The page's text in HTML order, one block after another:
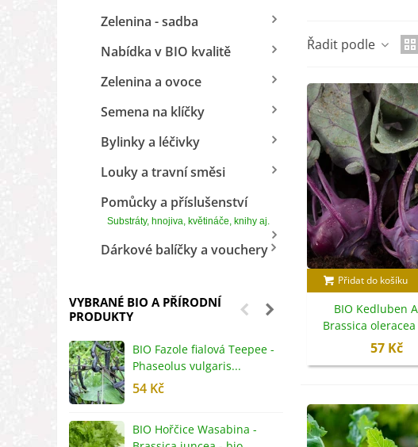
Zelenina - sadba
Nabídka v BIO kvalitě
Zelenina a ovoce
Semena na klíčky
Bylinky a léčivky
Louky a travní směsi
Pomůcky a příslušenství
Substráty, hnojiva, květináče, knihy aj.
Dárkové balíčky a vouchery
VYBRANÉ BIO A PŘÍRODNÍ
PRODUKTY
BIO Fazole fialová Teepee -
Phaseolus vulgaris...
54 Kč
BIO Hořčice Wasabina -
BIO Ředkev
Raphanus
BIO Mangold
V této kategorii
Řadit podle
Přidat do košíku
BIO Kedluben
Brassica
semena - 50
57 Kč